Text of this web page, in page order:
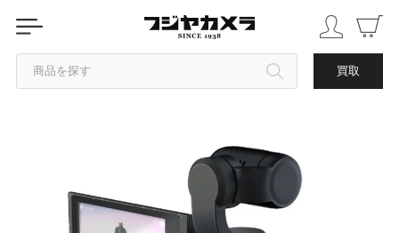
商品を探す 買取
中古品を探す